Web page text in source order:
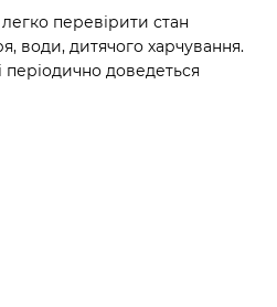
перевірити стан
води, дитячого харчування.
доведеться